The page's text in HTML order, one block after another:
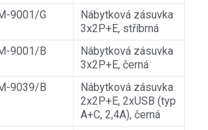
9001/G
Nábytková zásuvka
3x2P+E, stříbrná
9001/B
Nábytková zásuvka
3x2P+E, černá
9039/B
Nábytková zásuvka
2x2P+E, 2xUSB (typ
A+C, 2,4A), černá